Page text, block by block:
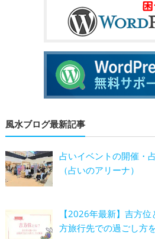
風水ブログ最新記事
占いイベントの開催・
（占いのアリーナ）
【2026年最新】吉方
方旅行先での過ごし方